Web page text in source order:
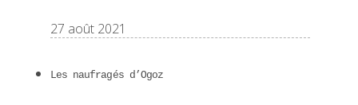
27 août 2021
Les naufragés d’Ogoz